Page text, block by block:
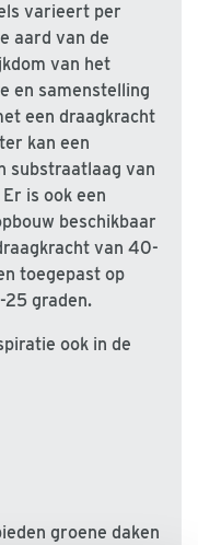
varieert per
aard van de
van het
en samenstelling
een draagkracht
kan een
substraatlaag van
is ook een
beschikbaar
van 40-
toegepast op
25 graden.
ook in de
groene daken